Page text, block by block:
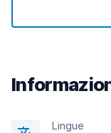
Lingue